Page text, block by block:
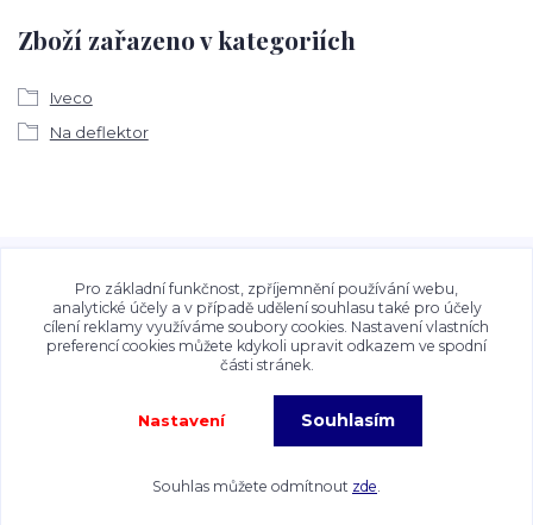
Zboží zařazeno v kategoriích
Iveco
Na deflektor
obsah zveřejněný na stránkách Talocan.cz a
CeskeSamolepky.cz jsou chráněny autorským právem. Jejich
použití bez předchozího písemného souhlasu provozovatele
je zakázáno.
Vytvořeno na
Eshop-rychle.cz
Pro základní funkčnost, zpříjemnění používání webu,
analytické účely a v případě udělení souhlasu také pro účely
cílení reklamy využíváme soubory cookies. Nastavení vlastních
preferencí cookies můžete kdykoli upravit odkazem ve spodní
části stránek.
Nastavení Souhlasím
Souhlas můžete odmítnout zde